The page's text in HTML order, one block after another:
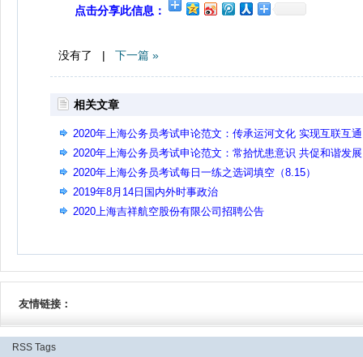
点击分享此信息：
没有了 | 下一篇 »
相关文章
2020年上海公务员考试申论范文：传承运河文化 实现互联互通
2020年上海公务员考试申论范文：常拾忧患意识 共促和谐发展
2020年上海公务员考试每日一练之选词填空（8.15）
2019年8月14日国内外时事政治
2020上海吉祥航空股份有限公司招聘公告
友情链接：
RSS Tags